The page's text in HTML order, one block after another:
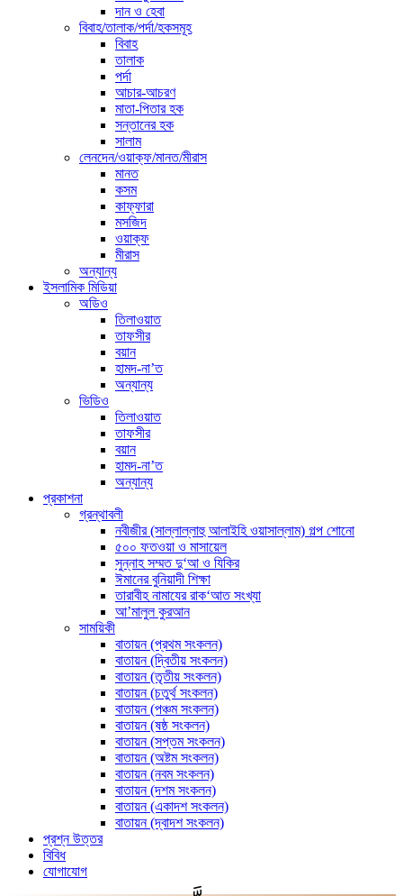
দান ও হেবা
বিবাহ/তালাক/পর্দা/হকসমূহ
বিবাহ
তালাক
পর্দা
আচার-আচরণ
মাতা-পিতার হক
সন্তানের হক
সালাম
লেনদেন/ওয়াক্ফ/মানত/মীরাস
মানত
কসম
কাফ্ফারা
মসজিদ
ওয়াক্ফ
মীরাস
অন্যান্য
ইসলামিক মিডিয়া
অডিও
তিলাওয়াত
তাফসীর
বয়ান
হামদ-না’ত
অন্যান্য
ভিডিও
তিলাওয়াত
তাফসীর
বয়ান
হামদ-না’ত
অন্যান্য
প্রকাশনা
গ্রন্থাবলী
নবীজীর (সাল্লাল্লাহু আলাইহি ওয়াসাল্লাম) গল্প শোনো
৫০০ ফতওয়া ও মাসায়েল
সুন্নাহ সম্মত দু‘আ ও যিকির
ঈমানের বুনিয়াদী শিক্ষা
তারাবীহ নামাযের রাক‘আত সংখ্যা
আ’মালুল কুরআন
সাময়িকী
বাতায়ন (প্রথম সংকলন)
বাতায়ন (দ্বিতীয় সংকলন)
বাতায়ন (তৃতীয় সংকলন)
বাতায়ন (চতুর্থ সংকলন)
বাতায়ন (পঞ্চম সংকলন)
বাতায়ন (ষষ্ঠ সংকলন)
বাতায়ন (সপ্তম সংকলন)
বাতায়ন (অষ্টম সংকলন)
বাতায়ন (নবম সংকলন)
বাতায়ন (দশম সংকলন)
বাতায়ন (একাদশ সংকলন)
বাতায়ন (দ্বাদশ সংকলন)
প্রশ্ন উত্তর
বিবিধ
যোগাযোগ